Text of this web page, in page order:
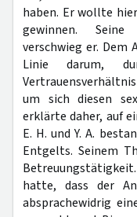
haben. Er wollte
gewinnen. Seine
verschwieg er.
Linie darum,
um sich diesen
erklärte daher, auf
E. H. und Y. A.
Entgelts. Seinem
hatte, dass der
absprachewidrig